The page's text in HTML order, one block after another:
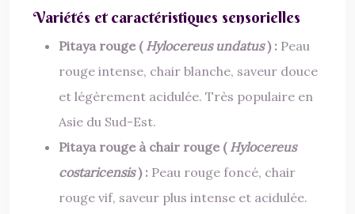
Variétés et caractéristiques sensorielles
Pitaya rouge ( Hylocereus undatus) : Peau
rouge intense, chair blanche, saveur douce
et légèrement acidulée. Très populaire en
Asie du Sud-Est.
Pitaya rouge à chair rouge ( Hylocereus
costaricensis) : Peau rouge foncé, chair
rouge vif, saveur plus intense et acidulée.